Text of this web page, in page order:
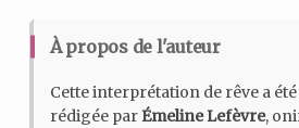
À propos de l'auteur
Cette interprétation de rêve a
rédigée parÉmeline Lefèvre,